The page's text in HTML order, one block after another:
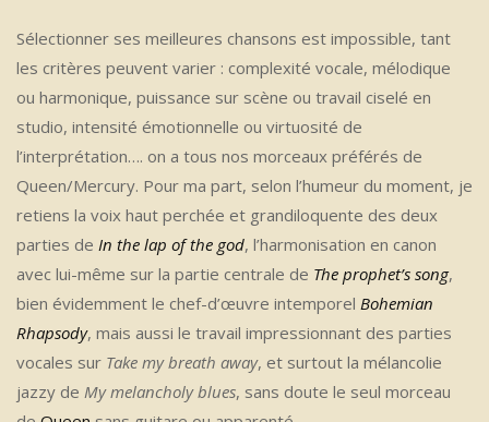
Sélectionner ses meilleures chansons est impossible, tant
les critères peuvent varier : complexité vocale, mélodique
ou harmonique, puissance sur scène ou travail ciselé en
studio, intensité émotionnelle ou virtuosité de
l’interprétation…. on a tous nos morceaux préférés de
Queen/Mercury. Pour ma part, selon l’humeur du moment, je
retiens la voix haut perchée et grandiloquente des deux
parties de In the lap of the god, l’harmonisation en canon
avec lui-même sur la partie centrale de The prophet’s song,
bien évidemment le chef-d’œuvre intemporel Bohemian
Rhapsody, mais aussi le travail impressionnant des parties
vocales sur Take my breath away, et surtout la mélancolie
jazzy de My melancholy blues, sans doute le seul morceau